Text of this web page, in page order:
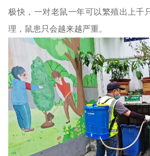
极快，一对老鼠一年可以繁殖出上千
理，鼠患只会越来越严重。